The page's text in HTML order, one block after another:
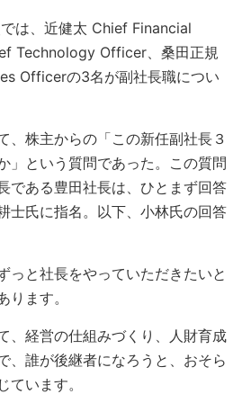
は、近健太 Chief Financial
Technology Officer、桑田正規
Officerの3名が副社長職につい
株主からの「この新任副社長３
」という質問であった。この質問
である豊田社長は、ひとまず回答
士氏に指名。以下、小林氏の回答
っと社長をやっていただきたいと
ります。
、経営の仕組みづくり、人財育成
、誰が後継者になろうと、おそら
ています。